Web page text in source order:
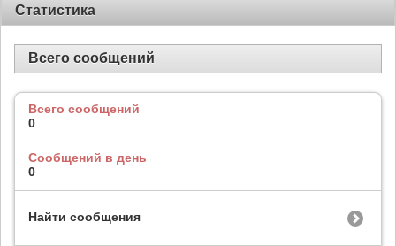
Статистика
Всего сообщений
Всего сообщений
0
Сообщений в день
0
Найти сообщения